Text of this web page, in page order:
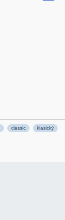
classic klasický